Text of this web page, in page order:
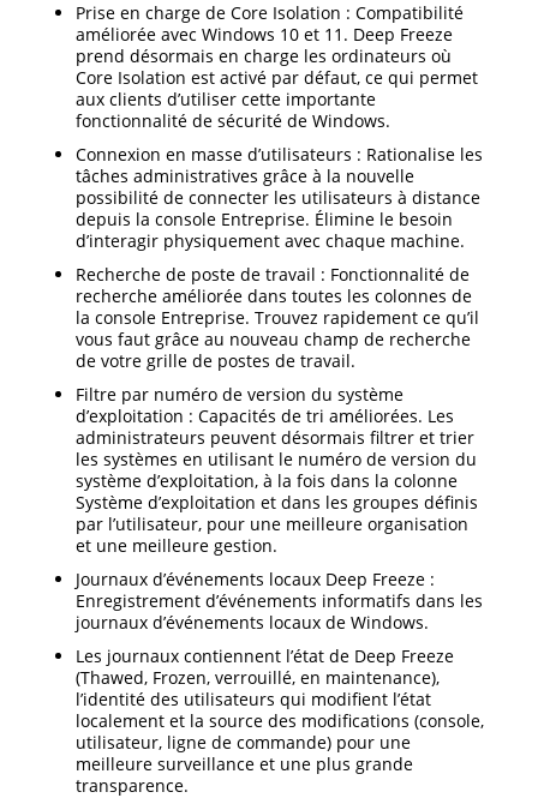
Prise en charge de Core Isolation : Compatibilité
améliorée avec Windows 10 et 11. Deep Freeze
prend désormais en charge les ordinateurs où
Core Isolation est activé par défaut, ce qui permet
aux clients d’utiliser cette importante
fonctionnalité de sécurité de Windows.
Connexion en masse d’utilisateurs : Rationalise les
tâches administratives grâce à la nouvelle
possibilité de connecter les utilisateurs à distance
depuis la console Entreprise. Élimine le besoin
d’interagir physiquement avec chaque machine.
Recherche de poste de travail : Fonctionnalité de
recherche améliorée dans toutes les colonnes de
la console Entreprise. Trouvez rapidement ce qu’il
vous faut grâce au nouveau champ de recherche
de votre grille de postes de travail.
Filtre par numéro de version du système
d’exploitation : Capacités de tri améliorées. Les
administrateurs peuvent désormais filtrer et trier
les systèmes en utilisant le numéro de version du
système d’exploitation, à la fois dans la colonne
Système d’exploitation et dans les groupes définis
par l’utilisateur, pour une meilleure organisation
et une meilleure gestion.
Journaux d’événements locaux Deep Freeze :
Enregistrement d’événements informatifs dans les
journaux d’événements locaux de Windows.
Les journaux contiennent l’état de Deep Freeze
(Thawed, Frozen, verrouillé, en maintenance),
l’identité des utilisateurs qui modifient l’état
localement et la source des modifications (console,
utilisateur, ligne de commande) pour une
meilleure surveillance et une plus grande
transparence.